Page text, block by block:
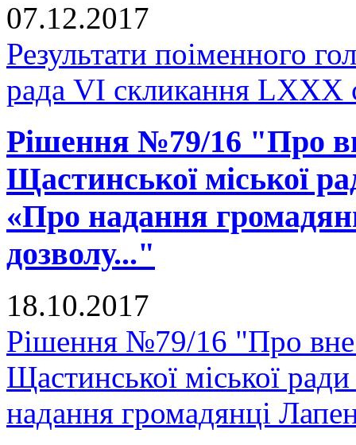
07.12.2017
Результати поіменного
рада VI скликання LXXX
Рішення №79/16 "Про
Щастинської міської
«Про надання
дозволу..."
18.10.2017
Рішення №79/16 "Про
Щастинської міської
надання громадянці